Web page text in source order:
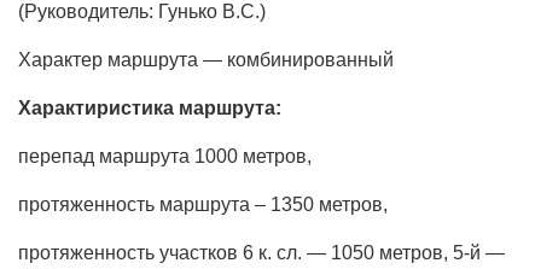
(Руководитель: Гунько В.С.)
Характер маршрута — комбинированный
Характиристика маршрута:
перепад маршрута 1000 метров,
протяженность маршрута – 1350 метров,
протяженность участков 6 к. сл. — 1050 метров, 5-й —